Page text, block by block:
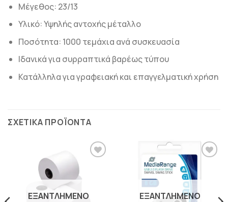
Μέγεθος: 23/13
Υλικό: Υψηλής αντοχής μέταλλο
Ποσότητα: 1000 τεμάχια ανά συσκευασία
Ιδανικά για συρραπτικά βαρέως τύπου
Κατάλληλα για γραφειακή και επαγγελματική χρήση
ΣΧΕΤΙΚΆ ΠΡΟΪΌΝΤΑ
ΠΡΟΣΘΉΚΗ
ΣΤΗΝ
ΛΊΣΤΑ
ΕΞΑΝΤΛΗΜΈΝΟ
ΠΡΟΣΘΉΚΗ
ΣΤΗΝ
ΛΊΣΤΑ
ΕΠΙΘΥΜΙΏΝ
ΕΞΑΝΤΛΗΜΈΝΟ